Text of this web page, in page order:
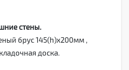
стены.
брус 145(h)х200мм ,
доска.